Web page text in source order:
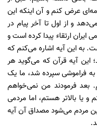
عرض کنم و آن اینکه این
و از اول تا آخر پیام در
ارتقاء پیدا کرده است و
به این آیه اشاره می‌کنم که
این آیه قرآن که می‌گوید هر
فراموشی سپرده شد، ما یک
بعد فرمودند من نمی‌خواهم
و یا بالاتر هستم، اما مردمی
مردم می‌شود مصداق آن آیه